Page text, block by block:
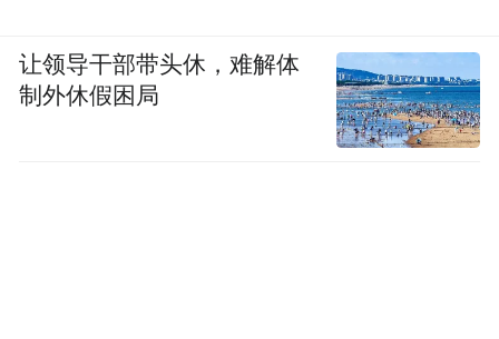
让领导干部带头休，难解体
制外休假困局